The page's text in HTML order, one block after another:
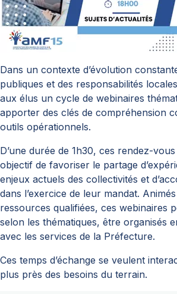
Dans un contexte d’évolution
publiques et des responsabilités
aux élus un cycle de webinaires
apporter des clés de compréhension
outils opérationnels.
D’une durée de 1h30, ces rendez-
objectif de favoriser le partage
enjeux actuels des collectivités et
dans l’exercice de leur mandat.
ressources qualifiées, ces webinaires
selon les thématiques, être organisés
avec les services de la Préfecture.
Ces temps d’échange se veulent
plus près des besoins du terrain.